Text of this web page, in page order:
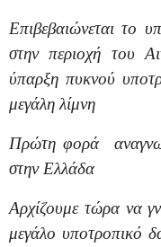
Επιβεβαιώνεται το
στην περιοχή του
ύπαρξη πυκνού
μεγάλη λίμνη
Πρώτη φορά
στην Ελλάδα
Αρχίζουμε τώρα να
μεγάλο υποτροπικό